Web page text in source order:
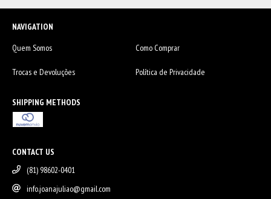
NAVIGATION
Quem Somos
Como Comprar
Trocas e Devoluções Política de Privacidade
SHIPPING METHODS
CONTACT US
(81) 98602-0401
info.joanajuliao@gmail.com